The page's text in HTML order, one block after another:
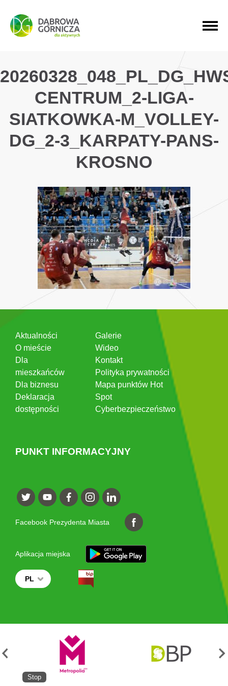
PRZEJDŹ DO MENU GŁÓWNEGO
PRZEJDŹ DO WYSZUKIWARKI
PRZEJDŹ DO TREŚCI
CENTRUM_2-LIGA-
SIATKOWKA-M_VOLLEY-
DG_2-3_KARPATY-PANS-
KROSNO
Aktualności
O mieście
Dla
mieszkańców
Dla biznesu
Deklaracja
dostępności
Galerie
Wideo
Kontakt
Polityka prywatności
Mapa punktów Hot
Spot
Cyberbezpieczeństwo
PUNKT INFORMACYJNY
Facebook Prezydenta Miasta
Aplikacja miejska
PL
Stop